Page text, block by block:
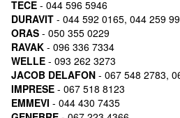
TECE - 044 596 5946
DURAVIT - 044 592 0165, 044 259
ORAS - 050 355 0229
RAVAK - 096 336 7334
WELLE - 093 262 3273
JACOB DELAFON - 067 548 2783,
IMPRESE - 067 518 8123
EMMEVI - 044 430 7435